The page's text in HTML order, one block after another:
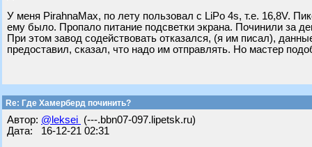
У меня PirahnaMax, по лету пользовал с LiPo 4s, т.е. 16,8V.
ему было. Пропало питание подсветки экрана. Починили за
При этом завод содействовать отказался, (я им писал),
предоставил, сказал, что надо им отправлять. Но мастер
Re: Где Хамерберд починить?
Автор: @leksei (---.bbn07-097.lipetsk.ru)
Дата: 16-12-21 02:31